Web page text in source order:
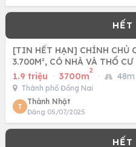
[TIN HẾT HẠN] CHÍNH CHỦ
3.700M², CÓ NHÀ VÀ THỔ
1.9 triệu · 3700m
2
· 48m
Thành phố Đồng Nai
T
Thành Nhật
Đăng 05/07/2025